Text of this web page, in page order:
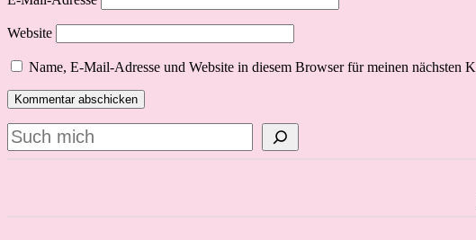
Website
Name, E-Mail-Adresse und Website in diesem Browser für meinen nächsten
Suchen